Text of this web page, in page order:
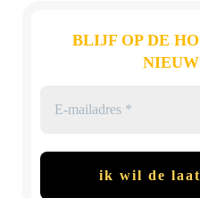
BLIJF OP DE